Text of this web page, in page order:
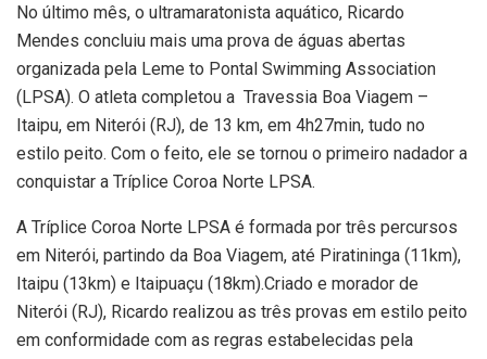
No último mês, o ultramaratonista aquático, Ricardo
Mendes concluiu mais uma prova de águas abertas
organizada pela Leme to Pontal Swimming Association
(LPSA). O atleta completou a Travessia Boa Viagem –
Itaipu, em Niterói (RJ), de 13 km, em 4h27min, tudo no
estilo peito. Com o feito, ele se tornou o primeiro nadador a
conquistar a Tríplice Coroa Norte LPSA.
A Tríplice Coroa Norte LPSA é formada por três percursos
em Niterói, partindo da Boa Viagem, até Piratininga (11km),
Itaipu (13km) e Itaipuaçu (18km).Criado e morador de
Niterói (RJ), Ricardo realizou as três provas em estilo peito
em conformidade com as regras estabelecidas pela